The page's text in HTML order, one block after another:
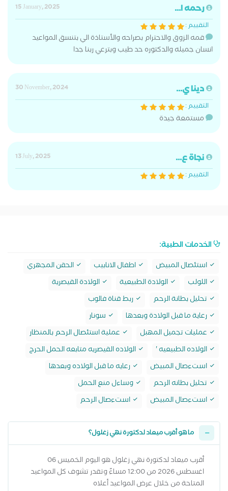
رحمه ا...
15 January, 2025
التقييم :
قمه الزوق والاحترام بصراحه والأستاذة الي بتنسق المواعيد
انسان جميله والدكتوره حد طيب وبترعي ربنا جدا
دينا ي...
30 November, 2024
التقييم :
مستمعة جيدة
نجاة ع...
13 July, 2025
التقييم :
الخدمات الطبية:
استئصال المبيض اطفال الانابيب
الحقن المجهري
اللولب
الولادة الطبيعية
الولادة القيصرية
تحليل بطانة الرحم
ربط قناة فالوب
رعاية ما قبل الولادة وبعدها
سونار
عمليات تجميل المهبل
عملية استئصال الرحم بالمنظار
الولاده الطبيعيه '
الولاده القيصريه متابعه الحمل الحرج
استءصال المبيض
رعايه ما قبل الولاده وبعدها
تحليل بطانه الرحم
وساءل منع الحمل
استءصال المبيض
استءصال الرحم
ما هو أقرب ميعاد لدكتورة نهي زغلول؟
أقرب ميعاد لدكتورة نهي زغلول هو اليوم الخميس 06
اغسطس 2026 من 12:00 مساءً وتقدر تشوف كل المواعيد
المتاحة من خلال عرض المواعيد أعلاه